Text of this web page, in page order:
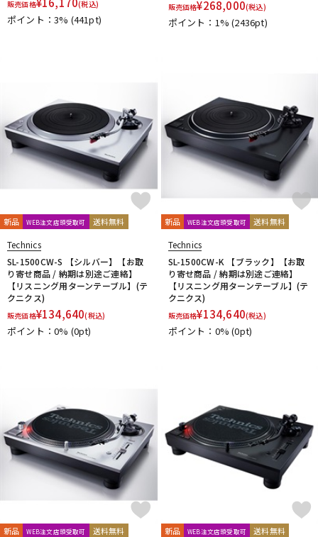
販売価格 (税込)
ポイント：3% (441pt)
販売価格¥268,000(税込)
ポイント：1%(2436pt)
新品 WEB注文店頭受取可 送料無料
Technics
SL-1500CW-S 【シルバー】【お取
り寄せ商品 / 納期は別途ご連絡】
【リスニング用ターンテーブル】(テ
クニクス)
販売価格¥134,640(税込)
ポイント：0% (0pt)
新品 WEB注文店頭受取可 送料無料
Technics
SL-1500CW-K 【ブラック】【お取
り寄せ商品 / 納期は別途ご連絡】
【リスニング用ターンテーブル】(テ
クニクス)
販売価格¥134,640(税込)
ポイント：0%(0pt)
新品 WEB注文店頭受取可 送料無料 新品 WEB注文店頭受取可 送料無料